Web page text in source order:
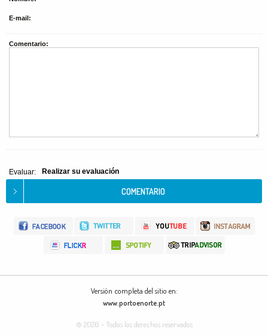
E-mail:
Comentario:
Evaluar: Realizar su evaluación
Versión completa del sitio en:
www.portoenorte.pt
© 2026 - Todos los derechos reservados